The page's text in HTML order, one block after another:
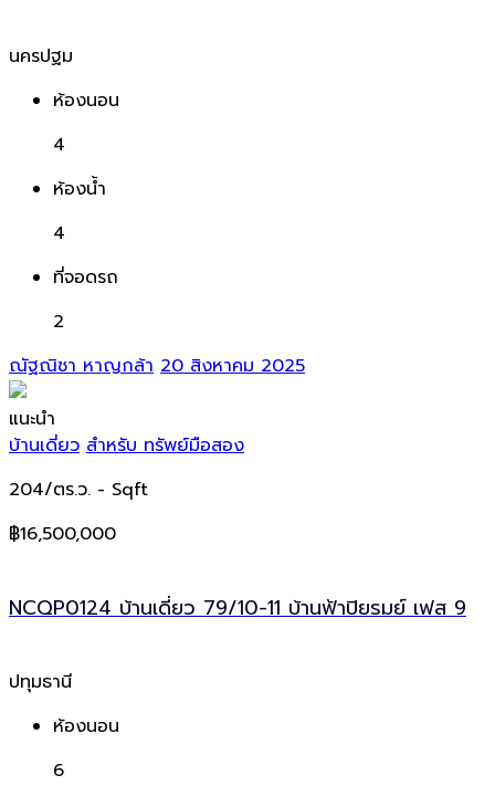
นครปฐม
ห้องนอน
4
ห้องน้ำ
4
ที่จอดรถ
2
ณัฐณิชา หาญกล้า 20 สิงหาคม 2025
แนะนำ
บ้านเดี่ยว สำหรับ ทรัพย์มือสอง
204/ตร.ว. - Sqft
฿16,500,000
NCQP0124 บ้านเดี่ยว 79/10-11 บ้านฟ้าปิยรมย์ เฟส 9
ปทุมธานี
ห้องนอน
6